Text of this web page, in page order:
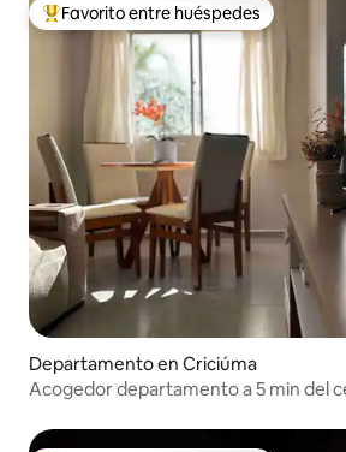
Favorito entre los huéspedes más
Favorito entre huéspedes
Departamento en Criciúma
Acogedor departamento a 5 min del